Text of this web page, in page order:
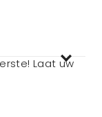
Laat uw